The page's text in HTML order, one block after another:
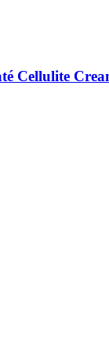
Cellulite